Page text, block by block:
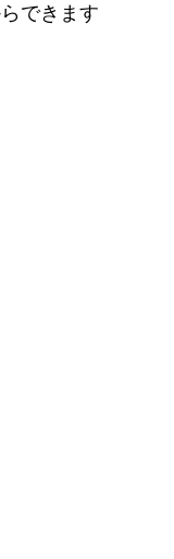
できます